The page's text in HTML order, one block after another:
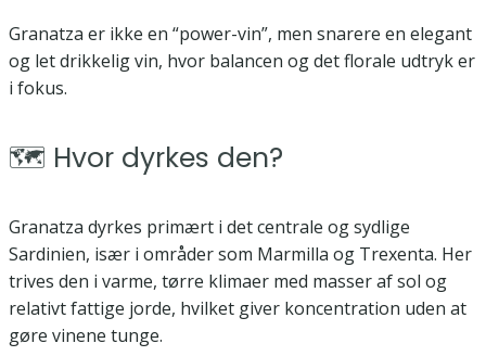
Granatza er ikke en “power-vin”, men snarere en elegant
og let drikkelig vin, hvor balancen og det florale udtryk er
i fokus.
🗺️ Hvor dyrkes den?
Granatza dyrkes primært i det centrale og sydlige
Sardinien, især i områder som Marmilla og Trexenta. Her
trives den i varme, tørre klimaer med masser af sol og
relativt fattige jorde, hvilket giver koncentration uden at
gøre vinene tunge.